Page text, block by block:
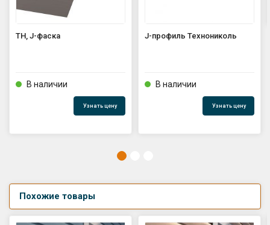
ТН, J-фаска
В наличии
Узнать цену
J-профиль Технониколь
В наличии
Узнать цену
Похожие товары